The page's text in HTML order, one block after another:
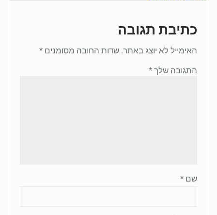
כתיבת תגובה
האימייל לא יוצג באתר. שדות החובה מסומנים *
התגובה שלך *
שם *